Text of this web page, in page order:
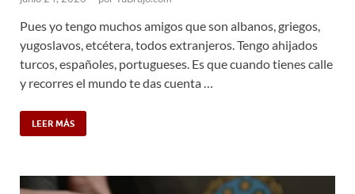
Pues yo tengo muchos amigos que son albanos, griegos,
yugoslavos, etcétera, todos extranjeros. Tengo ahijados
turcos, españoles, portugueses. Es que cuando tienes calle
y recorres el mundo te das cuenta …
LEER MÁS